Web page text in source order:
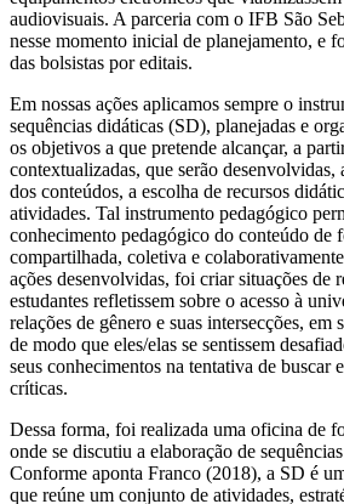
audiovisuais. A parceria com o IFB São
nesse momento inicial de planejamento, e
das bolsistas por editais.
Em nossas ações aplicamos sempre o
sequências didáticas (SD), planejadas e
os objetivos a que pretende alcançar, a
contextualizadas, que serão desenvolvidas,
dos conteúdos, a escolha de recursos
atividades. Tal instrumento pedagógico
conhecimento pedagógico do conteúdo de
compartilhada, coletiva e
ações desenvolvidas, foi criar situações de
estudantes refletissem sobre o acesso à
relações de gênero e suas intersecções, em
de modo que eles/elas se sentissem
seus conhecimentos na tentativa de buscar
críticas.
Dessa forma, foi realizada uma oficina de
onde se discutiu a elaboração de
Conforme aponta Franco (2018), a SD é
que reúne um conjunto de atividades,